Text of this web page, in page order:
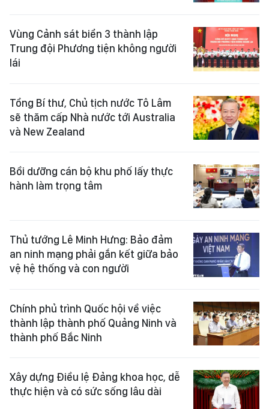
Vùng Cảnh sát biển 3 thành lập
Trung đội Phương tiện không người
lái
Tổng Bí thư, Chủ tịch nước Tô Lâm
sẽ thăm cấp Nhà nước tới Australia
và New Zealand
Bồi dưỡng cán bộ khu phố lấy thực
hành làm trọng tâm
Thủ tướng Lê Minh Hưng: Bảo đảm
an ninh mạng phải gắn kết giữa bảo
vệ hệ thống và con người
Chính phủ trình Quốc hội về việc
thành lập thành phố Quảng Ninh và
thành phố Bắc Ninh
Xây dựng Điều lệ Đảng khoa học, dễ
thực hiện và có sức sống lâu dài